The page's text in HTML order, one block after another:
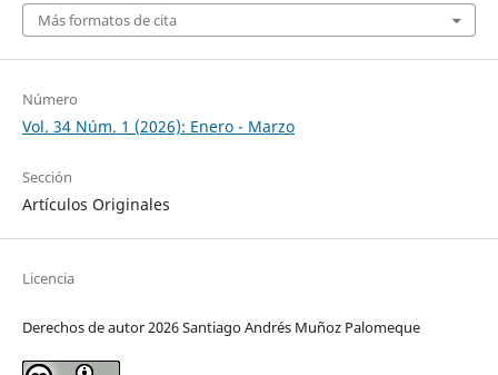
Más formatos de cita
Número
Vol. 34 Núm. 1 (2026): Enero - Marzo
Sección
Artículos Originales
Licencia
Derechos de autor 2026 Santiago Andrés Muñoz Palomeque